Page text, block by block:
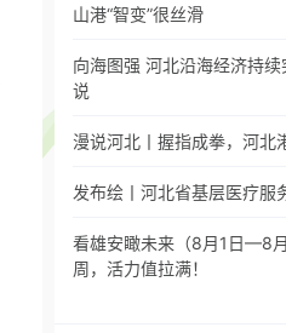
山港“智变”很丝滑
向海图强 河北沿海经济持
说
漫说河北丨握指成拳，河北
发布绘丨河北省基层医疗服
看雄安瞰未来（8月1日—8
周，活力值拉满！